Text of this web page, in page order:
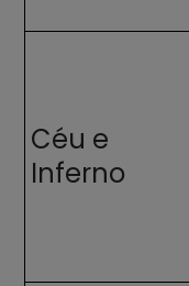
Céu e
Inferno